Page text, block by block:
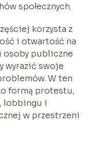
społecznych.
korzysta z
i otwartość na
osoby publiczne
wyrazić swoje
W ten
formą protestu,
lobbingu i
w przestrzeni